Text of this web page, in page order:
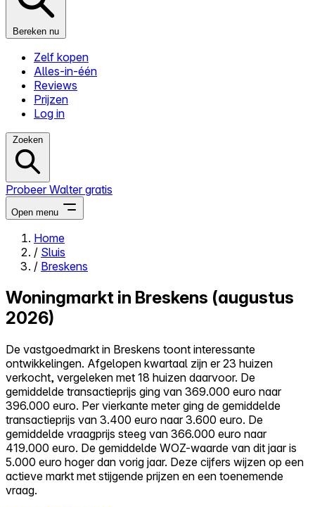
Bereken nu
Zelf kopen
Alles-in-één
Reviews
Prijzen
Log in
Zoeken
Probeer Walter gratis
Open menu
Close menu
Alles-in-één
Reviews
Prijzen
Log in
Probeer Walter gratis
Home
/ Sluis
/ Breskens
Woningmarkt in Breskens (augustus
2026)
De vastgoedmarkt in Breskens toont interessante
ontwikkelingen. Afgelopen kwartaal zijn er 23 huizen
verkocht, vergeleken met 18 huizen daarvoor. De
gemiddelde transactieprijs ging van 369.000 euro naar
396.000 euro. Per vierkante meter ging de gemiddelde
transactieprijs van 3.400 euro naar 3.600 euro. De
gemiddelde vraagprijs steeg van 366.000 euro naar
419.000 euro. De gemiddelde WOZ-waarde van dit jaar is
5.000 euro hoger dan vorig jaar. Deze cijfers wijzen op een
actieve markt met stijgende prijzen en een toenemende
vraag.